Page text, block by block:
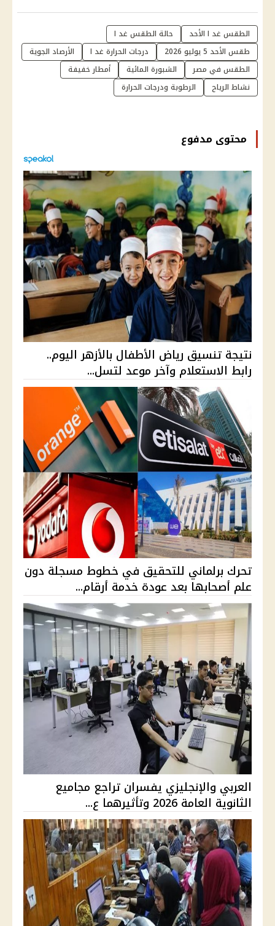
الطقس غد ا الأحد
حالة الطقس غد ا
طقس الأحد 5 يوليو 2026
درجات الحرارة غد ا
الأرصاد الجوية
الطقس في مصر
الشبورة المائية
أمطار خفيفة
نشاط الرياح
الرطوبة ودرجات الحرارة
محتوى مدفوع
نتيجة تنسيق رياض الأطفال بالأزهر اليوم..
رابط الاستعلام وآخر موعد لتسل...
تحرك برلماني للتحقيق في خطوط مسجلة دون
علم أصحابها بعد عودة خدمة أرقام...
العربي والإنجليزي يفسران تراجع مجاميع
الثانوية العامة 2026 وتأثيرهما ع...